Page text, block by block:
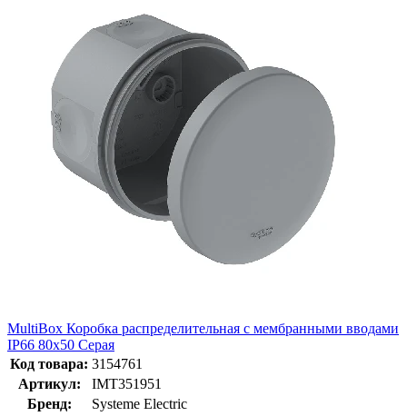
MultiBox Коробка распределительная с мембранными вводами
IP66 80x50 Серая
Код товара: 3154761
Артикул:
IMT351951
Бренд:
Systeme Electric